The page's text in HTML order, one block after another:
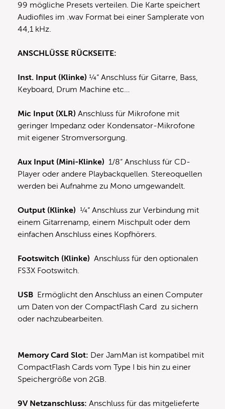
99 mögliche Presets verteilen. Die Karte speichert
Audiofiles im .wav Format bei einer Samplerate von
44,1 kHz.
ANSCHLÜSSE RÜCKSEITE:
Inst. Input (Klinke) ¼“ Anschluss für Gitarre, Bass,
Keyboard, Drum Machine etc…
Mic Input (XLR) Anschluss für Mikrofone mit
geringer Impedanz oder Kondensator-Mikrofone
mit eigener Stromversorgung.
Aux Input (Mini-Klinke) 1/8“ Anschluss für CD-
Player oder andere Playbackquellen. Stereoquellen
werden bei Aufnahme zu Mono umgewandelt.
Output (Klinke) ¼“ Anschluss zur Verbindung mit
einem Gitarrenamp, einem Mischpult oder dem
einfachen Anschluss eines Kopfhörers.
Footswitch (Klinke) Anschluss für den optionalen
FS3X Footswitch.
USB Ermöglicht den Anschluss an einen Computer
um Daten von der CompactFlash Card zu sichern
oder nachzubearbeiten.
Memory Card Slot: Der JamMan ist kompatibel mit
CompactFlash Cards vom Type I bis hin zu einer
Speichergröße von 2GB.
9V Netzanschluss: Anschluss für das mitgelieferte